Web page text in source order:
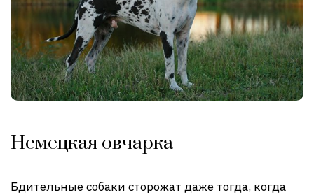
Немецкая овчарка
Бдительные собаки сторожат даже тогда, когда